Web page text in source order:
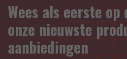
Wees als eerste op
onze nieuwste
aanbiedingen